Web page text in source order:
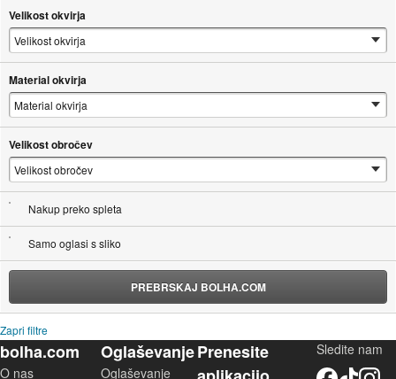
Velikost okvirja
Material okvirja
Velikost obročev
Nakup preko spleta
Samo oglasi s sliko
PREBRSKAJ BOLHA.COM
Zapri filtre
bolha.com
O nas
Oglaševanje
Oglaševanje
Prenesite
Sledite nam